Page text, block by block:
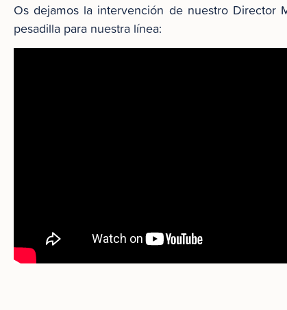
Os dejamos la intervención de nuestro Director
pesadilla para nuestra línea: